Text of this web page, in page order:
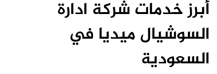
أبرز خدمات شركة ادارة
السوشيال ميديا في
السعودية